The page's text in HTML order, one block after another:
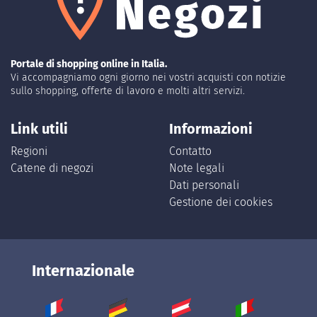
Portale di shopping online in Italia.
Vi accompagniamo ogni giorno nei vostri acquisti con notizie
sullo shopping, offerte di lavoro e molti altri servizi.
Link utili
Regioni
Catene di negozi
Informazioni
Contatto
Note legali
Dati personali
Gestione dei cookies
Internazionale